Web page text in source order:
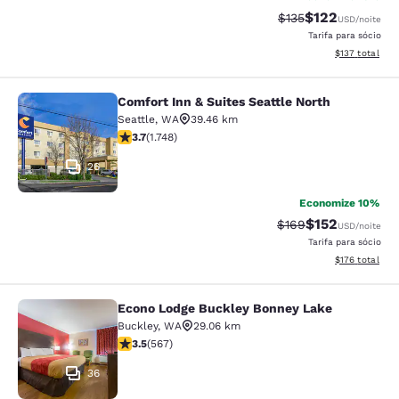
Tarifa anterior
$135Tarifa com
$122USD/noite
Tarifa para sócio
Exibir
$137 total
Comfort Inn & Suites Seattle North
26
Comfort Inn & Suites Seattle North
Seattle, WA
39.46 km
classificação 3.74 estrelas. Bom. 1748 avaliações
3.7(1.748)
Economize 10%
Tarifa anterior
$169Tarifa com
$152USD/noite
Tarifa para sócio
Exibir
$176 total
Econo Lodge Buckley Bonney Lake
36
Econo Lodge Buckley Bonney Lake
Buckley, WA
29.06 km
classificação 3.55 estrelas. Bom. 567 avaliações
3.5(567)